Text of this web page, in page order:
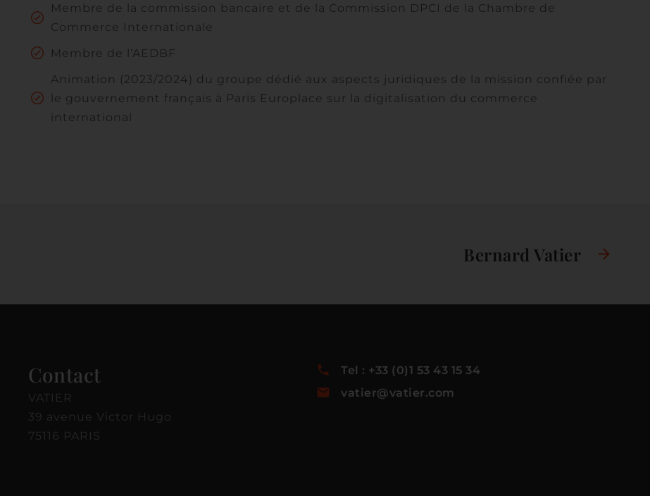
Membre de la commission bancaire et de la Commission DPCI de la Chambre de
Commerce Internationale
Membre de l’AEDBF
Animation (2023/2024) du groupe dédié aux aspects juridiques de la mission confiée par
le gouvernement français à Paris Europlace sur la digitalisation du commerce
international
Bernard Vatier
Contact
VATIER
39 avenue Victor Hugo
75116 PARIS
Tel : +33 (0)1 53 43 15 34
vatier@vatier.com